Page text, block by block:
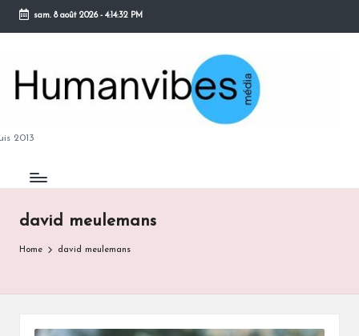
Skip
content
sam. 8 août 2026- 4:14:33 PM
2013
david meulemans
Home david meulemans